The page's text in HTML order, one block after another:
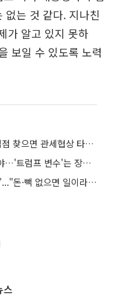
없는 것 같다. 지나친
가 알고 있지 못하
보일 수 있도록 노력
면 관세협상 타결 가능"
위성락 "관세협상 시간끌기 아니야…'트럼프 변수'는 장담할 수 없어"
전북경찰 모 간부, 부하에게 '폭언'..."돈·빽 없으면 일이라도 잘해"
스